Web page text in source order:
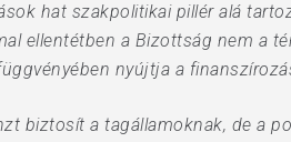
hat szakpolitikai pillér alá
ellentétben a Bizottság nem a
nyújtja a
biztosít a tagállamoknak, de a